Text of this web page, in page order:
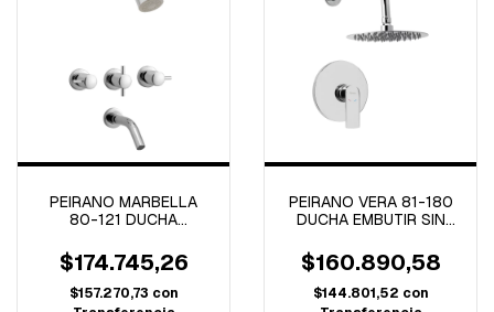
PEIRANO MARBELLA
80-121 DUCHA
CIERRE CERAMICO
CROMO (A)
$174.745,26
$157.270,73 con
PEIRANO VERA 81-180
DUCHA EMBUTIR SIN
MONOCOMANDO VERA
(B)
$160.890,58
$144.801,52 con